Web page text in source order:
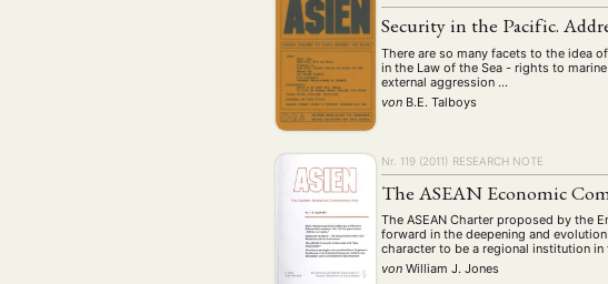
Security in the Pacific.
There are so many facets to the idea
in the Law of the Sea - rights to
external aggression …
von B.E. Talboys
Nr. 119 (2011) RESEARCH NOTE
The ASEAN Economic
The ASEAN Charter proposed by the
forward in the deepening and
character to be a regional institution
von William J. Jones